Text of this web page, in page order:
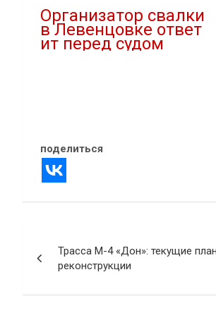
Организатор свалки
в Левенцовке ответ
ит перед судом
поделиться
по
записям
Трасса М-4 «Дон»: текущие
реконструкции